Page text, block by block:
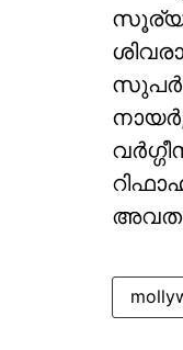
സൂര്യ,